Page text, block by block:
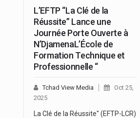
L’EFTP “La Clé de la
Réussite” Lance une
Journée Porte Ouverte à
N’DjamenaL’École de
Formation Technique et
Professionnelle “
Tchad View Media
Oct 25,
2025
La Clé de la Réussite" (EFTP-LCR)